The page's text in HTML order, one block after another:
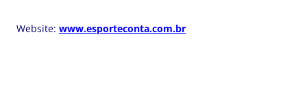
Website: www.esporteconta.com.br